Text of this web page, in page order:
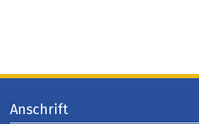
Anschrift